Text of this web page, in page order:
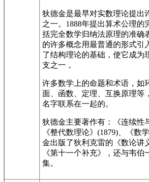
狄德金是最早对实数理论提出
之一。1888年提出算术公理的
括完全数学归纳法原理的准确
的许多概念用最普通的形式引
了结构理论的基础，使它成为
支之一，
许多数学上的命题和术语，如
面、函数、定理、互换原理等
名字联系在一起的。
狄德金主要著作有：《连续性
《整代数理论》(1879)、《数
金出版了狄利克雷的《数论讲
《第十一个补充》，还与韦伯
集。